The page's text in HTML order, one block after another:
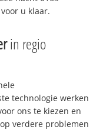
u klaar.
in regio
technologie werken
ons te kiezen en
verdere problemen